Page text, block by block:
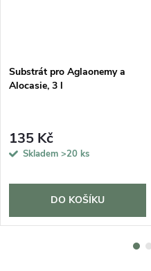
Substrát pro Aglaonemy a
Alocasie, 3 l
135 Kč
Skladem >20 ks
DO KOŠÍKU